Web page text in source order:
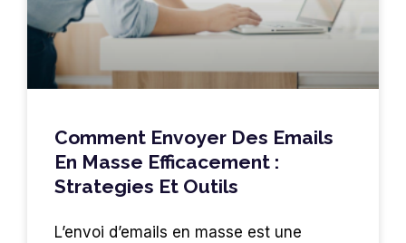
Comment Envoyer Des Emails
En Masse Efficacement :
Strategies Et Outils
L’envoi d’emails en masse est une